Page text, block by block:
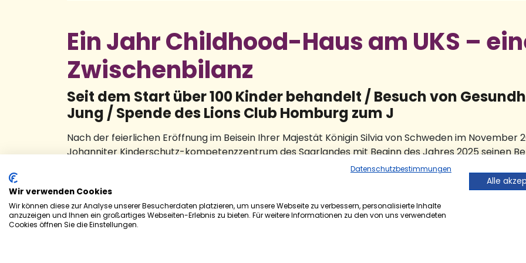
Ein Jahr ChiIdhood-Haus am UKS –
Zwischenbilanz
Seit dem Start über 100 Kinder behandelt / Besuch von
Jung / Spende des Lions Club Homburg zum J
Nach der feierlichen Eröffnung im Beisein Ihrer Majestät Königin Silvia von Schweden im
Johanniter Kinderschutz-kompetenzzentrum des Saarlandes mit Beginn des Jahres 2025 seinen
Geburtstag konnte sich das Team um Prof. Dr. Eva Möhler, Direktorin der Klinik für Kinder- und
Spende des Lions Club Homburg freuen. Ende 2025 hatte sich bereits Gesundheitsminister Dr.
informiert.
Das Childhood-Haus ist eine ambulante Einrichtung für Kinder und Jugendliche aus dem Saarland,
körperlicher Gewalt geworden sind oder bei denen ein solcher Verdacht besteht. Um die
Datenschutzbestimmungen
Wir verwenden Cookies
Wir können diese zur Analyse unserer Besucherdaten platzieren, um unsere Webseite zu verbessern, personalisierte Inhalte
anzuzeigen und Ihnen ein großartiges Webseiten-Erlebnis zu bieten. Für weitere Informationen zu den von uns verwendeten
Cookies öffnen Sie die Einstellungen.
Alle